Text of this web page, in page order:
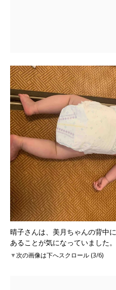
晴子さんは、美月ちゃんの背中
あることが気になっていました。
▼次の画像は下へスクロール (3/6)